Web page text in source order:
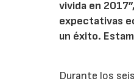
vivida en
expectativas
un éxito.
Durante los